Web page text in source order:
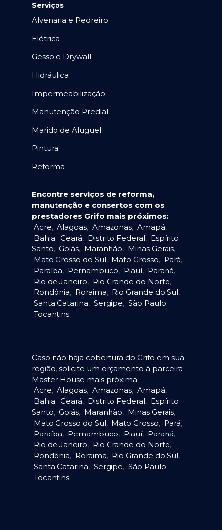
Serviços
Alvenaria e Pedreiro
Elétrica
Gesso e Drywall
Hidráulica
Impermeabilização
Manutenção Predial
Marido de Aluguel
Pintura
Reforma
Encontre serviços de reforma,
manutenção e consertos com os
prestadores Grifo mais próximos:
Acre, Alagoas, Amazonas, Amapá,
Bahia, Ceará, Distrito Federal, Espírito
Santo, Goiás, Maranhão, Minas Gerais,
Mato Grosso do Sul, Mato Grosso, Pará,
Paraíba, Pernambuco, Piauí, Paraná,
Rio de Janeiro, Rio Grande do Norte,
Rondônia, Roraima, Rio Grande do Sul,
Santa Catarina, Sergipe, São Paulo,
Tocantins.
Caso não haja cobertura do Grifo em sua
região, solicite um orçamento à parceira
Master House mais próxima:
Acre, Alagoas, Amazonas, Amapá,
Bahia, Ceará, Distrito Federal, Espírito
Santo, Goiás, Maranhão, Minas Gerais,
Mato Grosso do Sul, Mato Grosso, Pará,
Paraíba, Pernambuco, Piauí, Paraná,
Rio de Janeiro, Rio Grande do Norte,
Rondônia, Roraima, Rio Grande do Sul,
Santa Catarina, Sergipe, São Paulo,
Tocantins.